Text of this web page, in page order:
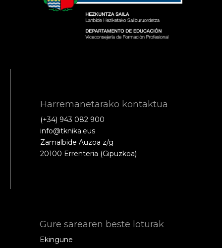
Harremanetarako kontaktua
(+34) 943 082 900
info@tknika.eus
Zamalbide Auzoa z/g
20100 Errenteria (Gipuzkoa)
Gure sarearen beste loturak
Ekingune